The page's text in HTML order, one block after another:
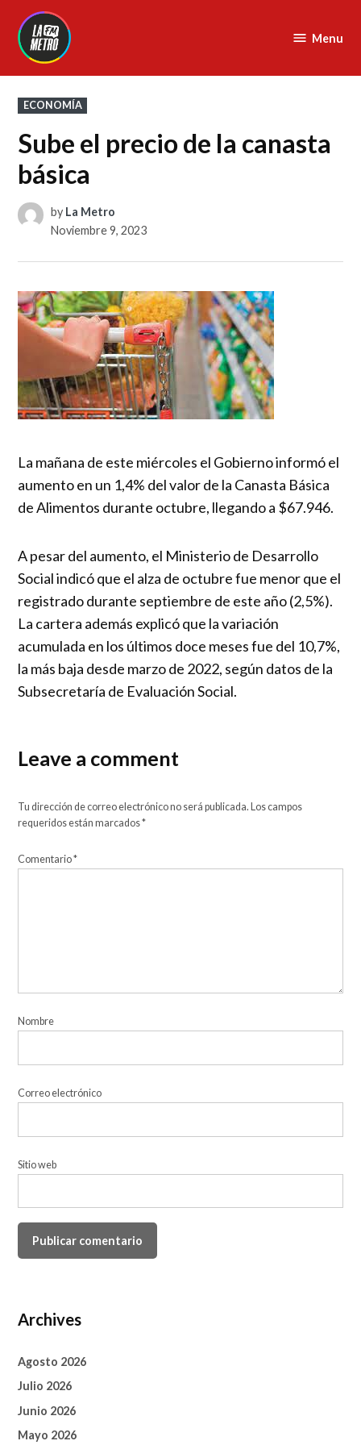
content
Menu
POSTED
IN
ECONOMÍA
Sube el precio de la canasta
básica
by La Metro
Noviembre 9, 2023
La mañana de este miércoles el Gobierno informó el
aumento en un 1,4% del valor de la Canasta Básica
de Alimentos durante octubre, llegando a $67.946.
A pesar del aumento, el Ministerio de Desarrollo
Social indicó que el alza de octubre fue menor que el
registrado durante septiembre de este año (2,5%).
La cartera además explicó que la variación
acumulada en los últimos doce meses fue del 10,7%,
la más baja desde marzo de 2022, según datos de la
Subsecretaría de Evaluación Social.
Leave a comment
Tu dirección de correo electrónico no será publicada. Los campos
requeridos están marcados*
Comentario*
Nombre
Correo electrónico
Sitio web
Archives
Agosto 2026
Julio 2026
Junio 2026
Mayo 2026